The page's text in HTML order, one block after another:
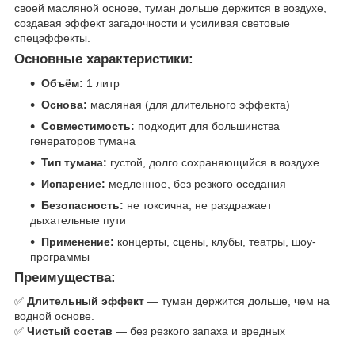
своей масляной основе, туман дольше держится в воздухе,
создавая эффект загадочности и усиливая световые
спецэффекты.
Основные характеристики:
Объём: 1 литр
Основа: масляная (для длительного эффекта)
Совместимость: подходит для большинства
генераторов тумана
Тип тумана: густой, долго сохраняющийся в воздухе
Испарение: медленное, без резкого оседания
Безопасность: не токсична, не раздражает
дыхательные пути
Применение: концерты, сцены, клубы, театры, шоу-
программы
Преимущества:
✅ Длительный эффект — туман держится дольше, чем на
водной основе.
✅ Чистый состав — без резкого запаха и вредных